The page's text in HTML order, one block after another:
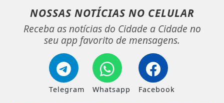
NOSSAS NOTÍCIAS NO CELULAR
Receba as notícias do Cidade a Cidade no
seu app favorito de mensagens.
Telegram Whatsapp Facebook